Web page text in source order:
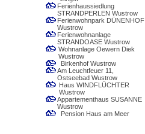
Ferienhaussiedlung
STRANDPERLEN Wustrow
Ferienwohnpark DÜNENHOF
Wustrow
Ferienwohnanlage
STRANDOASE Wustrow
Wohnanlage Oewern Diek
Wustrow
Birkenhof Wustrow
Am Leuchtfeuer 11,
Ostseebad Wustrow
Haus WINDFLÜCHTER
Wustrow
Appartementhaus SUSANNE
Wustrow
Pension Haus am Meer